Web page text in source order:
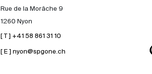
Rue de la Morâche 9
1260 Nyon
[ T ] +41 58 861 31 10
[ E ] nyon@spgone.ch